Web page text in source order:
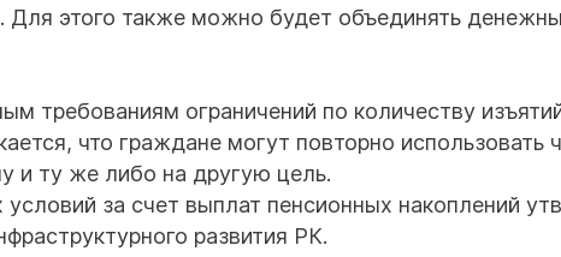
Для этого также можно будет объединять
требованиям ограничений по количеству
что граждане могут повторно использовать
и ту же либо на другую цель.
за счет выплат пенсионных накоплений
развития РК.